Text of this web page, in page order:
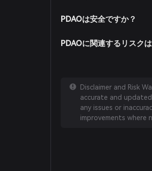
PDAOは安全ですか？
PDAOに関連するリスク
Disclaimer and Risk
accurate and
any issues or
improvements where